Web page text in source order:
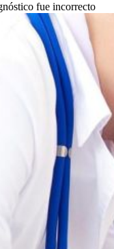
fue incorrecto